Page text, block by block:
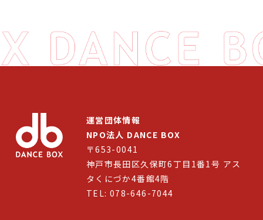
DANCE BOXとは
イベント
ネットワーク
劇場レンタル
アクセス
運営団体情報
NPO法人 DANCE BOX
〒653-0041
神戸市長田区久保町6丁目1番1号 アス
タくにづか4番館4階
TEL: 078-646-7044